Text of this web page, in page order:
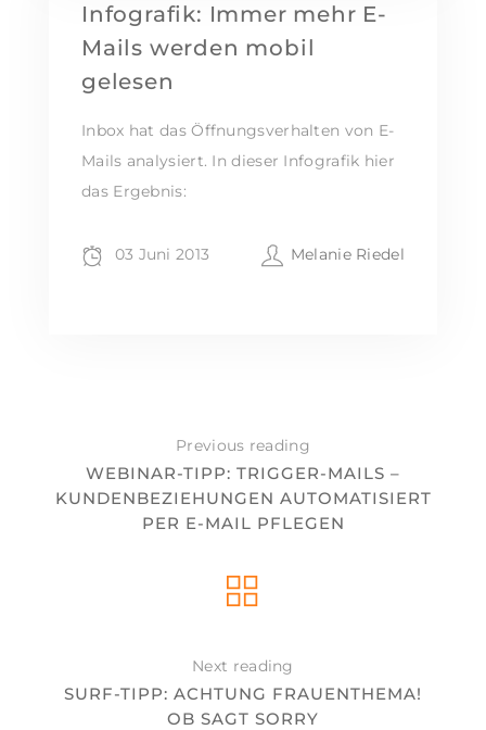
Infografik: Immer mehr E-
Mails werden mobil
gelesen
Inbox hat das Öffnungsverhalten von E-
Mails analysiert. In dieser Infografik hier
das Ergebnis:
03 Juni 2013 Melanie Riedel
Previous reading
WEBINAR-TIPP: TRIGGER-MAILS –
KUNDENBEZIEHUNGEN AUTOMATISIERT
PER E-MAIL PFLEGEN
Next reading
SURF-TIPP: ACHTUNG FRAUENTHEMA!
OB SAGT SORRY